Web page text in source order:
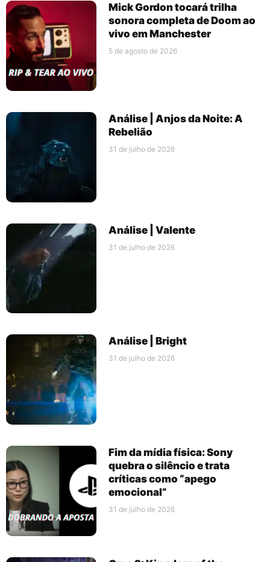
Mick Gordon tocará trilha
sonora completa de Doom ao
vivo em Manchester
5 de agosto de 2026
Análise | Anjos da Noite: A
Rebelião
31 de julho de 2026
Análise | Valente
31 de julho de 2026
Análise | Bright
31 de julho de 2026
Fim da mídia física: Sony
quebra o silêncio e trata
críticas como “apego
emocional”
31 de julho de 2026